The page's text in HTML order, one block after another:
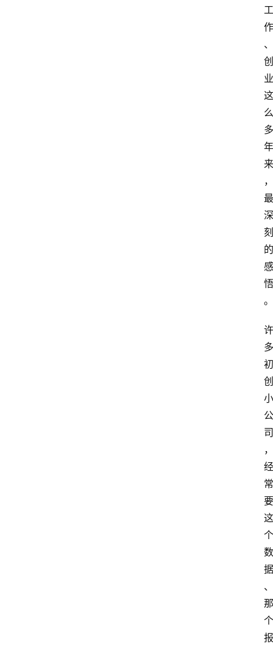
工
作
、
创
业
这
么
多
年
来
，
最
深
刻
的
感
悟
。
许
多
初
创
小
公
司
，
经
常
要
这
个
数
据
、
那
个
报